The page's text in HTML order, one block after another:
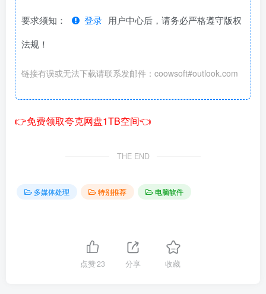
要求须知： 登录 用户中心后，请务必严格遵守版权
法规！
链接有误或无法下载请联系发邮件：coowsoft#outlook.com
👉免费领取夸克网盘1TB空间👈
THE END
多媒体处理 特别推荐 电脑软件
点赞23 分享 收藏